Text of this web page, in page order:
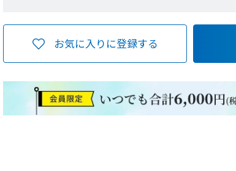
お気に入りに登録する